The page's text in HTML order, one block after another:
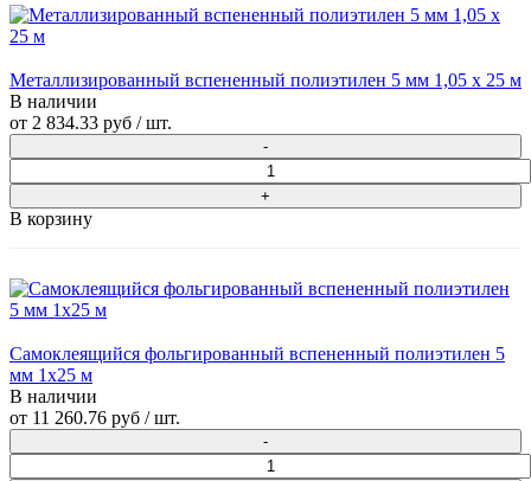
Металлизированный вспененный полиэтилен 5 мм 1,05 х 25 м
В наличии
от 2 834.33 руб / шт.
В корзину
Самоклеящийся фольгированный вспененный полиэтилен 5
мм 1x25 м
В наличии
от 11 260.76 руб / шт.